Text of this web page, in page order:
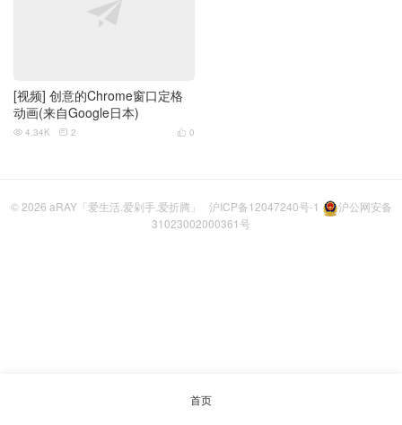
[视频] 创意的Chrome窗口定格
动画(来自Google日本)
 0
 4.34K  2
© 2026 aRAY「爱生活.爱剁手.爱折腾」 沪ICP备12047240号-1
沪公网安备
31023002000361号
首页